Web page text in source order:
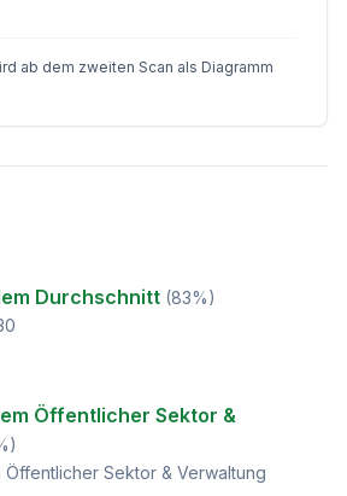
ab dem zweiten Scan als Diagramm
Durchschnitt (83%)
Öffentlicher Sektor &
Öffentlicher Sektor & Verwaltung